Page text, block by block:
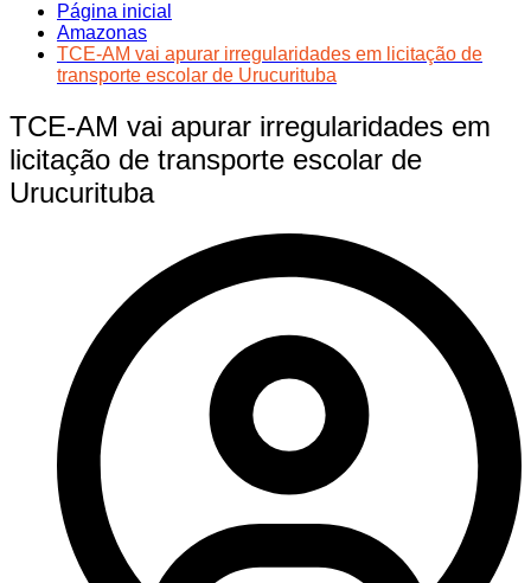
Página inicial
Amazonas
TCE-AM vai apurar irregularidades em licitação de
transporte escolar de Urucurituba
TCE-AM vai apurar irregularidades em
licitação de transporte escolar de
Urucurituba